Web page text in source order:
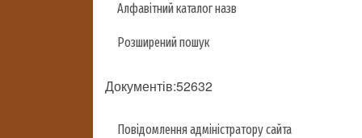
Алфавітний каталог назв
Розширений пошук
Документів:52632
Повідомлення адміністратору сайта